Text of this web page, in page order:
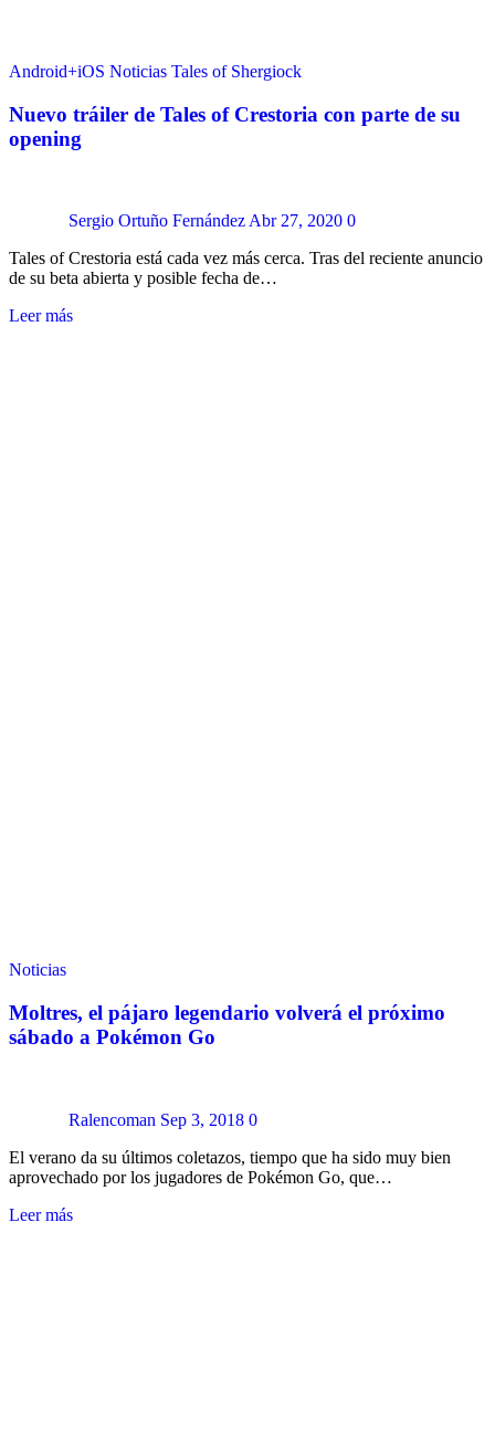
Android+iOS Noticias Tales of Shergiock
Nuevo tráiler de Tales of Crestoria con parte de su
opening
Sergio Ortuño FernándezAbr 27, 2020 0
Tales of Crestoria está cada vez más cerca. Tras del reciente anuncio
de su beta abierta y posible fecha de…
Leer más
Noticias
Moltres, el pájaro legendario volverá el próximo
sábado a Pokémon Go
Ralencoman Sep 3, 2018 0
El verano da su últimos coletazos, tiempo que ha sido muy bien
aprovechado por los jugadores de Pokémon Go, que…
Leer más